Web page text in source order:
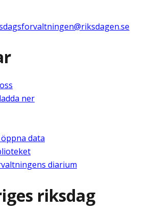
ner
data
diarium
riksdag